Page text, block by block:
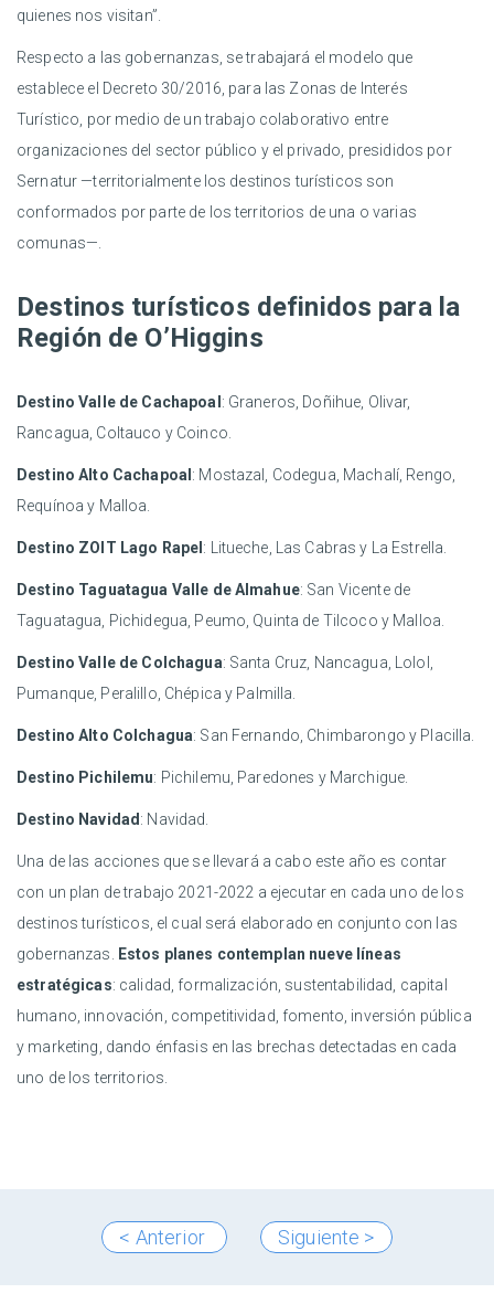
quienes nos visitan”.
Respecto a las gobernanzas, se trabajará el modelo que
establece el Decreto 30/2016, para las Zonas de Interés
Turístico, por medio de un trabajo colaborativo entre
organizaciones del sector público y el privado, presididos por
Sernatur —territorialmente los destinos turísticos son
conformados por parte de los territorios de una o varias
comunas—.
Destinos turísticos definidos para la
Región de O’Higgins
Destino Valle de Cachapoal : Graneros, Doñihue, Olivar,
Rancagua, Coltauco y Coinco.
Destino Alto Cachapoal : Mostazal, Codegua, Machalí, Rengo,
Requínoa y Malloa.
Destino ZOIT Lago Rapel : Litueche, Las Cabras y La Estrella.
Destino Taguatagua Valle de Almahue: San Vicente de
Taguatagua, Pichidegua, Peumo, Quinta de Tilcoco y Malloa.
Destino Valle de Colchagua: Santa Cruz, Nancagua, Lolol,
Pumanque, Peralillo, Chépica y Palmilla.
Destino Alto Colchagua: San Fernando, Chimbarongo y Placilla.
Destino Pichilemu: Pichilemu, Paredones y Marchigue.
Destino Navidad : Navidad.
Una de las acciones que se llevará a cabo este año es contar
con un plan de trabajo 2021-2022 a ejecutar en cada uno de los
destinos turísticos, el cual será elaborado en conjunto con las
gobernanzas.
Estos planes contemplan nueve líneas
estratégicas: calidad, formalización, sustentabilidad, capital
humano, innovación, competitividad, fomento, inversión pública
y marketing, dando énfasis en las brechas detectadas en cada
uno de los territorios.
< Anterior Siguiente >